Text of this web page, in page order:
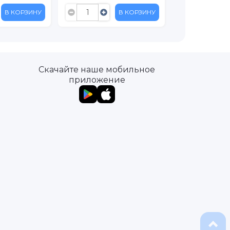
В КОРЗИНУ В КОРЗИНУ
Скачайте наше мобильное
приложение